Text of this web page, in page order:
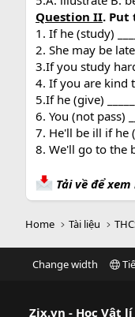
Question II. Put
1. If he (study)
2. She may be
3.If you study
4. If you are kind
5.If he (give)
6. You (not pass)
7. He'll be ill if he
8. We'll go to the
Tải về để
Home Tài liệu
Change width
Zix.vn - Học Vật